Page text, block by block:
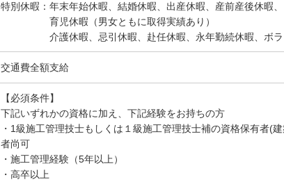
特別休暇：年末年始休暇、結婚休暇、出産休暇、産前産後休暇、
育児休暇（男女ともに取得実績あり）
介護休暇、忌引休暇、赴任休暇、永年勤続休暇、ボラ
交通費全額支給
【必須条件】
下記いずれかの資格に加え、下記経験をお持ちの方
・1級施工管理技士もしくは１級施工管理技士補の資格保有者(
者尚可
・施工管理経験（5年以上）
・高卒以上